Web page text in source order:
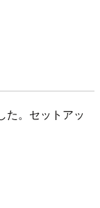
た。セットアッ